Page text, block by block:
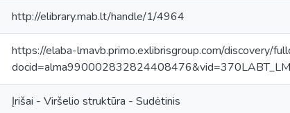
http://elibrary.mab.lt/handle/1/4964
https://elaba-lmavb.primo.exlibrisgroup.com/discovery/
Įrišai - Viršelio struktūra - Sudėtinis